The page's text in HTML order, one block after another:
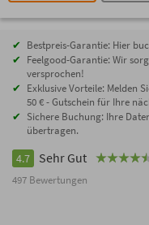
Bestpreis-Garantie: Hier
Feelgood-Garantie: Wir
versprochen!
Exklusive Vorteile: Melden
50 € - Gutschein für Ihre
Sichere Buchung: Ihre
übertragen.
4.7 Sehr Gut
497 Bewertungen